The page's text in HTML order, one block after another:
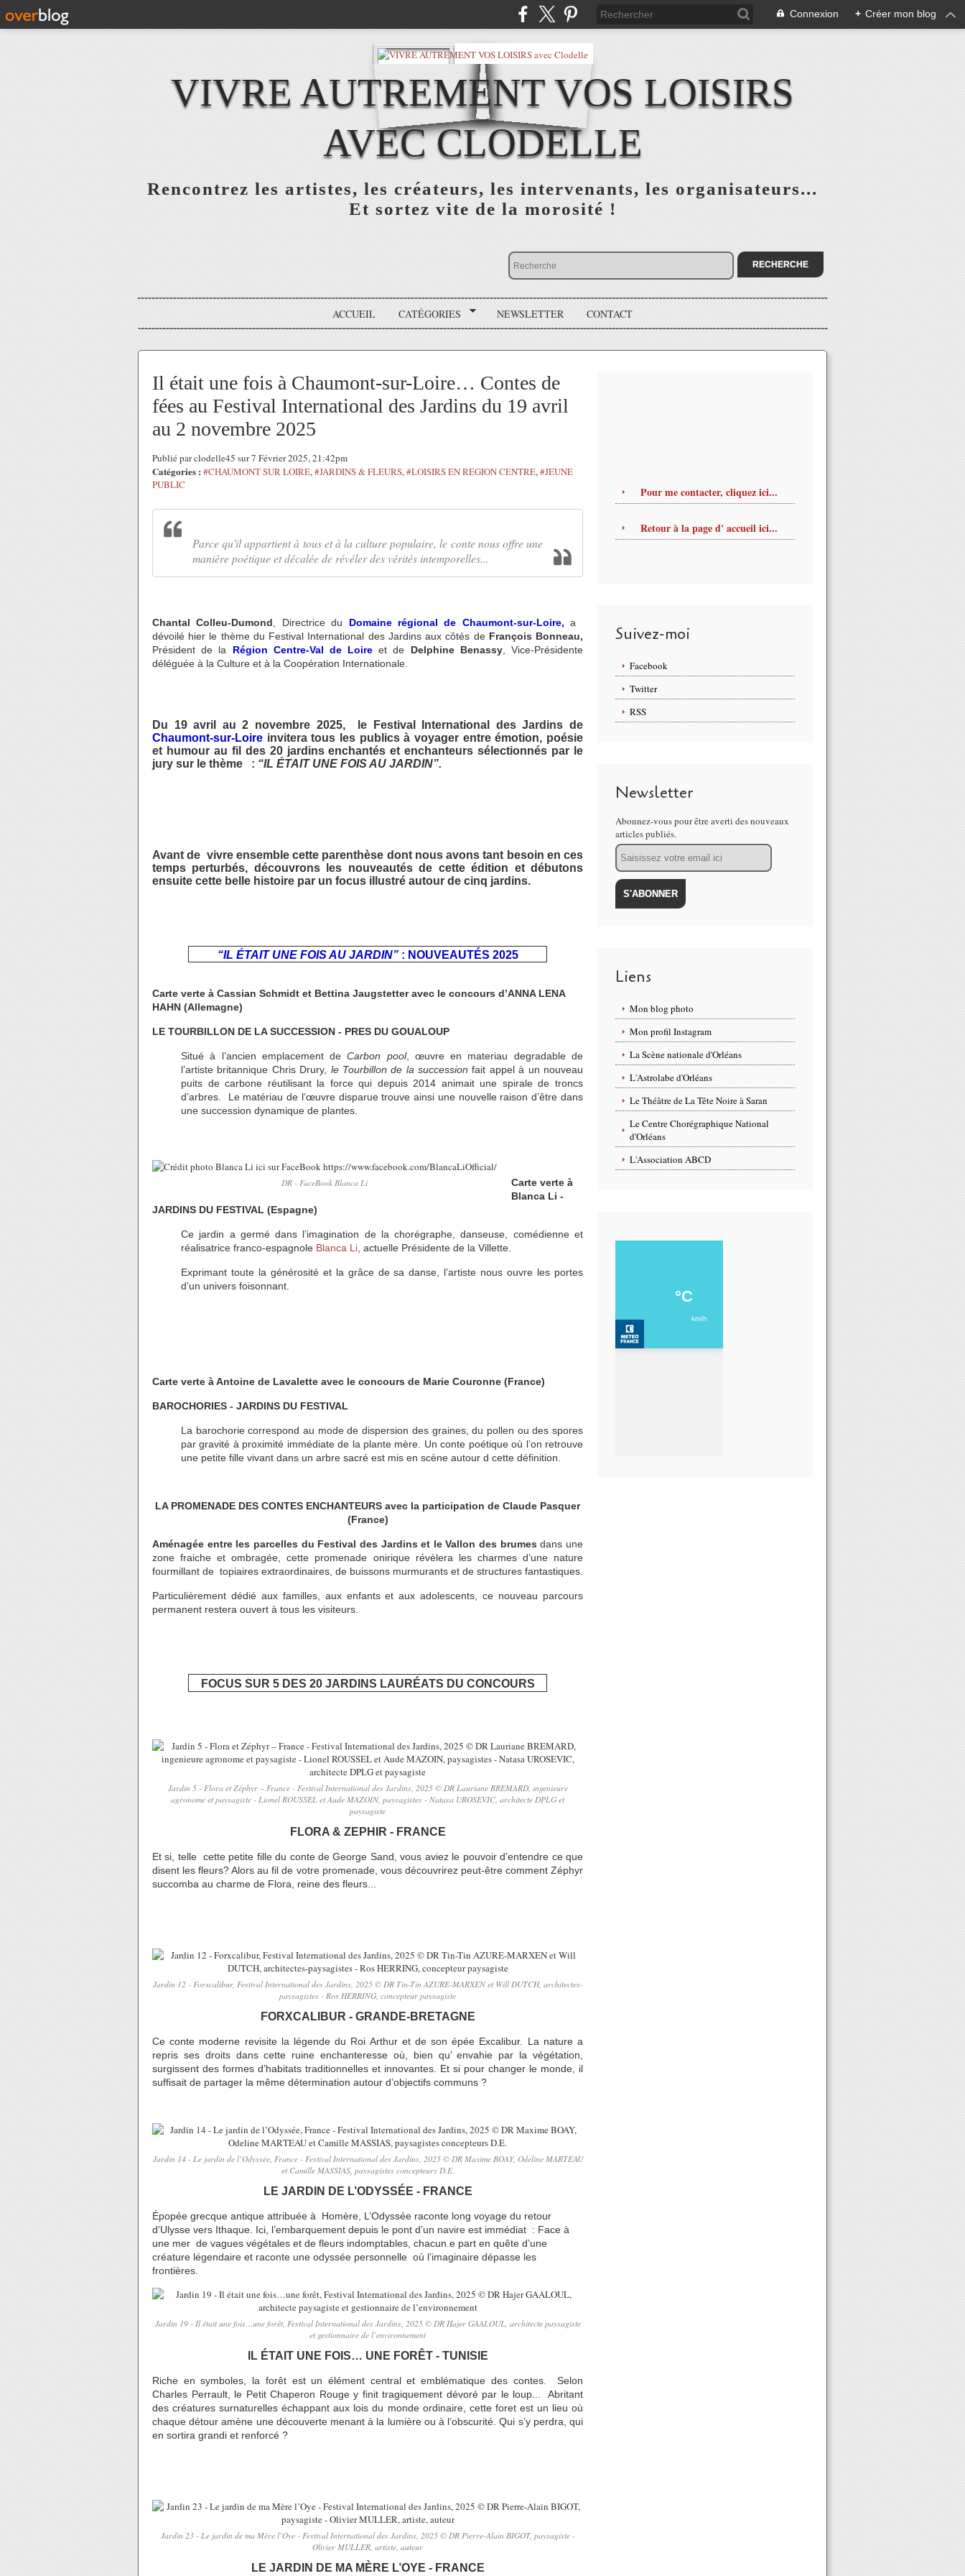
Connexion + Créer mon blog
VIVRE AUTREMENT VOS LOISIRS
AVEC CLODELLE
Rencontrez les artistes, les créateurs, les intervenants, les organisateurs...
Et sortez vite de la morosité !
ACCUEIL CATÉGORIES NEWSLETTER CONTACT
Il était une fois à Chaumont-sur-Loire… Contes de
fées au Festival International des Jardins du 19 avril
au 2 novembre 2025
Publié par clodelle45 sur 7 Février 2025, 21:42pm
Catégories : #CHAUMONT SUR LOIRE,#JARDINS & FLEURS,#LOISIRS EN REGION CENTRE,#JEUNE
PUBLIC
Parce qu'il appartient à tous et à la culture populaire, le conte nous offre une
manière poétique et décalée de révéler des vérités intemporelles...
Chantal Colleu-Dumond , Directrice du Domaine régional de Chaumont-sur-Loire, a
dévoilé hier le thème du Festival International des Jardins aux côtés de François Bonneau,
Président de la Région Centre-Val de Loire et de Delphine Benassy, Vice-Présidente
déléguée à la Culture et à la Coopération Internationale.
Du 19 avril au 2 novembre 2025, le Festival International des Jardins de
Chaumont-sur-Loire invitera tous les publics à voyager entre émotion, poésie
et humour au fil des 20 jardins enchantés et enchanteurs sélectionnés par le
jury sur le thème : “IL ÉTAIT UNE FOIS AU JARDIN”.
Avant de vivre ensemble cette parenthèse dont nous avons tant besoin en ces
temps perturbés, découvrons les nouveautés de cette édition et débutons
ensuite cette belle histoire par un focus illustré autour de cinq jardins.
“IL ÉTAIT UNE FOIS AU JARDIN”: NOUVEAUTÉS 2025
Carte verte à Cassian Schmidt et Bettina Jaugstetter avec le concours d’ANNA LENA
HAHN (Allemagne)
LE TOURBILLON DE LA SUCCESSION - PRES DU GOUALOUP
Situé à l’ancien emplacement deCarbon pool, œuvre en materiau degradable de
l’artiste britannique Chris Drury, le Tourbillon de la successionfait appel à un nouveau
puits de carbone réutilisant la force qui depuis 2014 animait une spirale de troncs
d’arbres. Le matériau de l’œuvre disparue trouve ainsi une nouvelle raison d’être dans
une succession dynamique de plantes.
DR - FaceBook Blanca Li
Carte verte à
Blanca Li -
JARDINS DU FESTIVAL (Espagne)
Ce jardin a germé dans l’imagination de la chorégraphe, danseuse, comédienne et
réalisatrice franco-espagnole Blanca Li , actuelle Présidente de la Villette.
Exprimant toute la générosité et la grâce de sa danse, l’artiste nous ouvre les portes
d’un univers foisonnant.
Carte verte à Antoine de Lavalette avec le concours de Marie Couronne (France)
BAROCHORIES - JARDINS DU FESTIVAL
La barochorie correspond au mode de dispersion des graines, du pollen ou des spores
par gravité à proximité immédiate de la plante mère. Un conte poétique où l’on retrouve
une petite fille vivant dans un arbre sacré est mis en scène autour d cette définition.
LA PROMENADE DES CONTES ENCHANTEURS avec la participation de Claude Pasquer
(France)
Aménagée entre les parcelles du Festival des Jardins et le Vallon des brumes dans une
zone fraiche et ombragée, cette promenade onirique révèlera les charmes d’une nature
fourmillant de topiaires extraordinaires, de buissons murmurants et de structures fantastiques.
Particulièrement dédié aux familles, aux enfants et aux adolescents, ce nouveau parcours
permanent restera ouvert à tous les visiteurs.
FOCUS SUR 5 DES 20 JARDINS LAURÉATS DU CONCOURS
Jardin 5 - Flora et Zéphyr – France - Festival International des Jardins, 2025 © DR Lauriane BREMARD, ingenieure
agronome et paysagiste - Lionel ROUSSEL et Aude MAZOIN, paysagistes - Natasa UROSEVIC, architecte DPLG et
paysagiste
FLORA & ZEPHIR - FRANCE
Et si, telle cette petite fille du conte de George Sand, vous aviez le pouvoir d’entendre ce que
disent les fleurs? Alors au fil de votre promenade, vous découvrirez peut-être comment Zéphyr
succomba au charme de Flora, reine des fleurs...
Jardin 12 - Forxcalibur, Festival International des Jardins, 2025 © DR Tin-Tin AZURE-MARXEN et Will DUTCH, architectes-
paysagistes - Ros HERRING, concepteur paysagiste
FORXCALIBUR - GRANDE-BRETAGNE
Ce conte moderne revisite la légende du Roi Arthur et de son épée Excalibur. La nature a
repris ses droits dans cette ruine enchanteresse où, bien qu’ envahie par la végétation,
surgissent des formes d’habitats traditionnelles et innovantes. Et si pour changer le monde, il
suffisait de partager la même détermination autour d’objectifs communs ?
Jardin 14 - Le jardin de l’Odyssée, France - Festival International des Jardins, 2025 © DR Maxime BOAY, Odeline MARTEAU
et Camille MASSIAS, paysagistes concepteurs D.E.
LE JARDIN DE L’ODYSSÉE - FRANCE
Épopée grecque antique attribuée à Homère, L’Odyssée raconte long voyage du retour
d’Ulysse vers Ithaque. Ici, l’embarquement depuis le pont d’un navire est immédiat : Face à
une mer de vagues végétales et de fleurs indomptables, chacun.e part en quête d’une
créature légendaire et raconte une odyssée personnelle où l’imaginaire dépasse les
frontières.
Jardin 19 - Il était une fois…une forêt, Festival International des Jardins, 2025 © DR Hajer GAALOUL, architecte paysagiste
et gestionnaire de l’environnement
IL ÉTAIT UNE FOIS… UNE FORÊT - TUNISIE
Riche en symboles, la forêt est un élément central et emblématique des contes. Selon
Charles Perrault, le Petit Chaperon Rouge y finit tragiquement dévoré par le loup... Abritant
des créatures surnaturelles échappant aux lois du monde ordinaire, cette foret est un lieu où
chaque détour amène une découverte menant à la lumière ou à l’obscurité. Qui s’y perdra, qui
en sortira grandi et renforcé ?
Jardin 23 - Le jardin de ma Mère l’Oye - Festival International des Jardins, 2025 © DR Pierre-Alain BIGOT, paysagiste -
Olivier MULLER, artiste, auteur
LE JARDIN DE MA MÈRE L’OYE - FRANCE
Pour me contacter, cliquez ici...
Retour à la page d' accueil ici...
Suivez-moi
Facebook
Twitter
RSS
Newsletter
Abonnez-vous pour être averti des nouveaux
articles publiés.
Email
Liens
Mon blog photo
Mon profil Instagram
La Scène nationale d'Orléans
L'Astrolabe d'Orléans
Le Théâtre de La Tête Noire à Saran
Le Centre Chorégraphique National
d'Orléans
L'Association ABCD